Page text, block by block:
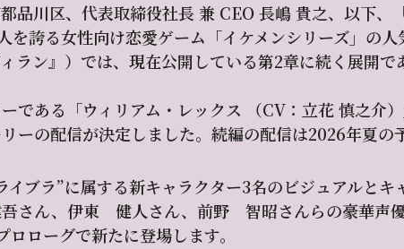
品川区、代表取締役社長 兼 CEO 長嶋 貴之、以下、
誇る女性向け恋愛ゲーム「イケメンシリーズ」の
ラン』）では、現在公開している第2章に続く展開
である「ウィリアム・レックス （CV：立花 慎之介
ーの配信が決定しました。続編の配信は2026年夏の
ブラ”に属する新キャラクター3名のビジュアルとキ
さん、伊東 健人さん、前野 智昭さんらの豪華声優
ローグで新たに登場します。